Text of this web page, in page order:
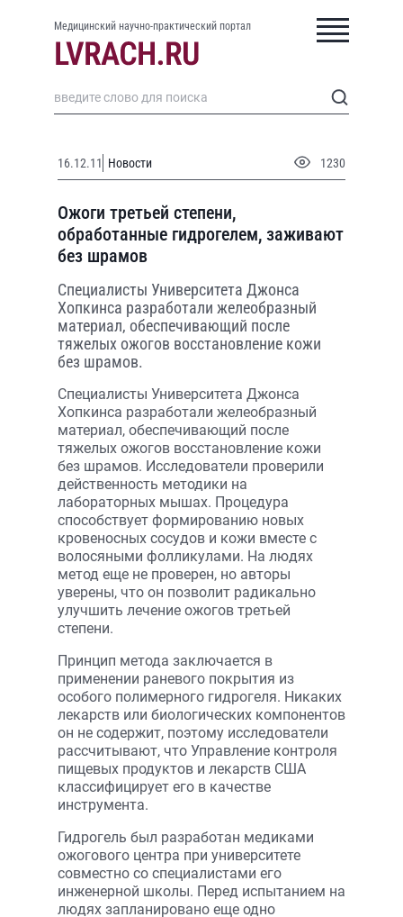
Медицинский научно-практический портал
16.12.11 Новости 1230
Ожоги третьей степени,
обработанные гидрогелем, заживают
без шрамов
Специалисты Университета Джонса
Хопкинса разработали желеобразный
материал, обеспечивающий после
тяжелых ожогов восстановление кожи
без шрамов.
Специалисты Университета Джонса
Хопкинса разработали желеобразный
материал, обеспечивающий после
тяжелых ожогов восстановление кожи
без шрамов. Исследователи проверили
действенность методики на
лабораторных мышах. Процедура
способствует формированию новых
кровеносных сосудов и кожи вместе с
волосяными фолликулами. На людях
метод еще не проверен, но авторы
уверены, что он позволит радикально
улучшить лечение ожогов третьей
степени.
Принцип метода заключается в
применении раневого покрытия из
особого полимерного гидрогеля. Никаких
лекарств или биологических компонентов
он не содержит, поэтому исследователи
рассчитывают, что Управление контроля
пищевых продуктов и лекарств США
классифицирует его в качестве
инструмента.
Гидрогель был разработан медиками
ожогового центра при университете
совместно со специалистами его
инженерной школы. Перед испытанием на
людях запланировано еще одно